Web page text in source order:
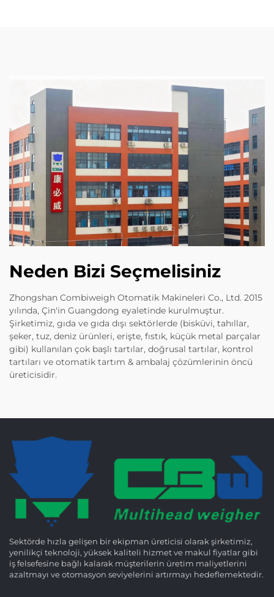
Neden Bizi Seçmelisiniz
Zhongshan Combiweigh Otomatik Makineleri Co., Ltd. 2015
yılında, Çin'in Guangdong eyaletinde kurulmuştur.
Şirketimiz, gıda ve gıda dışı sektörlerde (bisküvi, tahıllar,
şeker, tuz, deniz ürünleri, erişte, fıstık, küçük metal parçalar
gibi) kullanılan çok başlı tartılar, doğrusal tartılar, kontrol
tartıları ve otomatik tartım & ambalaj çözümlerinin öncü
üreticisidir.
Sektörde hızla gelişen bir ekipman üreticisi olarak şirketimiz,
yenilikçi teknoloji, yüksek kaliteli hizmet ve makul fiyatlar gibi
iş felsefesine bağlı kalarak müşterilerin üretim maliyetlerini
azaltmayı ve otomasyon seviyelerini artırmayı hedeflemektedir.